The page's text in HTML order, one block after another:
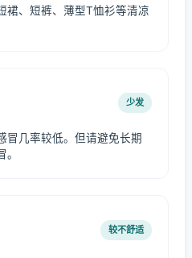
裙、短裤、薄型T恤衫等清凉
少发
冒几率较低。但请避免长期
较不舒适